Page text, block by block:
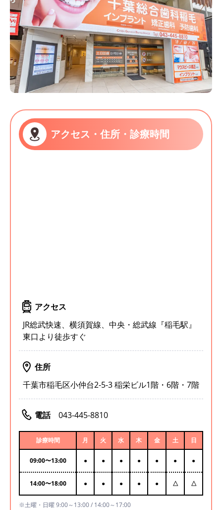
アクセス・住所・診療時間
アクセス
JR総武快速、横須賀線、中央・総武線『稲毛駅』
東口より徒歩すぐ
住所
千葉市稲毛区小仲台2-5-3 稲栄ビル1階・6階・7階
電話 043-445-8810
診療時間 月 火 水 木 金 土 日
09:00〜13:00 ● ● ● ● ● ● ●
14:00〜18:00 ● ● ● ● ● △ △
※土曜・日曜 9:00～13:00 / 14:00～17:00